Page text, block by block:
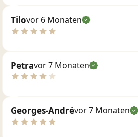
Tilovor 6 Monaten
Petravor 7 Monaten
Georges-Andrévor 7 Monaten